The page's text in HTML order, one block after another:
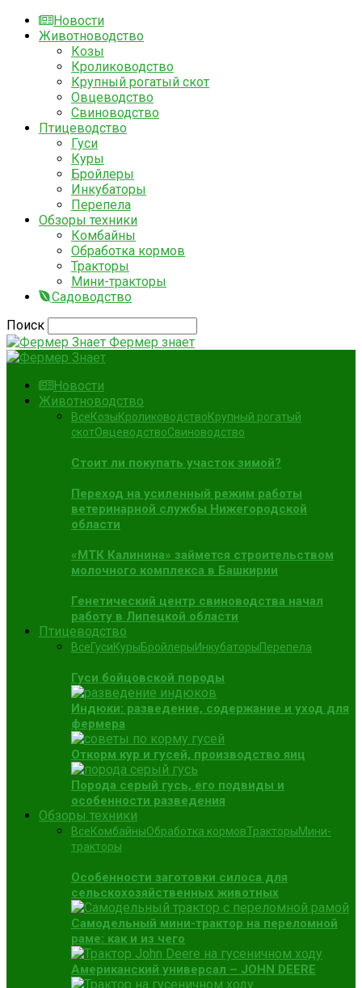
Новости
Животноводство
Козы
Кролиководство
Крупный рогатый скот
Овцеводство
Свиноводство
Птицеводство
Гуси
Куры
Бройлеры
Инкубаторы
Перепела
Обзоры техники
Комбайны
Обработка кормов
Тракторы
Мини-тракторы
Садоводство
Поиск
Фермер знает
Новости
Животноводство
ВсеКозыКролиководствоКрупный рогатый
скотОвцеводствоСвиноводство
Стоит ли покупать участок зимой?
Переход на усиленный режим работы
ветеринарной службы Нижегородской
области
«МТК Калинина» займется строительством
молочного комплекса в Башкирии
Генетический центр свиноводства начал
работу в Липецкой области
Птицеводство
ВсеГусиКурыБройлерыИнкубаторыПерепела
Гуси бойцовской породы
Индюки: разведение, содержание и уход для
фермера
Откорм кур и гусей, производство яиц
Порода серый гусь, его подвиды и
особенности разведения
Обзоры техники
ВсеКомбайныОбработка кормовТракторыМини-
тракторы
Особенности заготовки силоса для
сельскохозяйственных животных
Самодельный мини-трактор на переломной
раме: как и из чего
Американский универсал – JOHN DEERE